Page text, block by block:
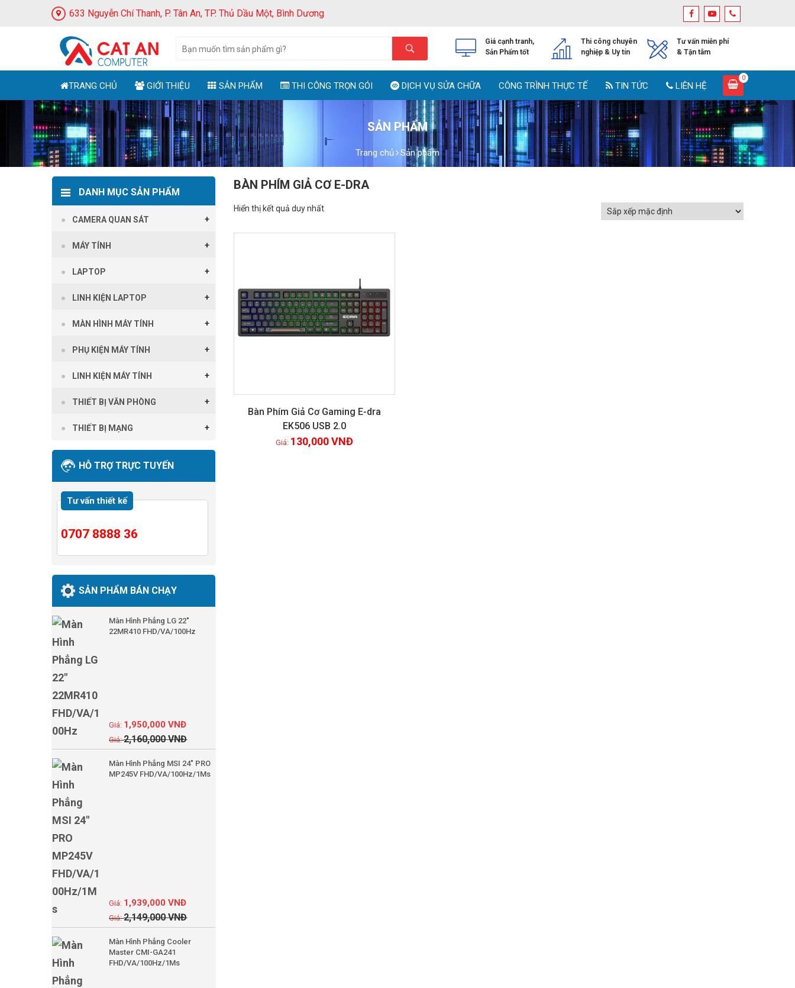
633 Nguyễn Chí Thanh, P. Tân An, TP. Thủ Dầu Một, Bình Dương
Giá cạnh tranh,
Sản Phẩm tốt
Thi công chuyên
nghiệp & Uy tín
Tư vấn miễn phí
& Tận tâm
TRANG CHỦ GIỚI THIỆU SẢN PHẨM THI CÔNG TRỌN GÓI DỊCH VỤ SỬA CHỮA CÔNG TRÌNH THỰC TẾ TIN TỨC LIÊN HỆ
0
SẢN PHẨM
Trang chủ Sản phẩm
BÀN PHÍM GIẢ CƠ E-DRA
Hiển thị kết quả duy nhất
Xem chi tiết
Bàn Phím Giả Cơ Gaming E-dra
EK506 USB 2.0
130,000VNĐ
DANH MỤC SẢN PHẨM
CAMERA QUAN SÁT
MÁY TÍNH
LAPTOP
LINH KIỆN LAPTOP
MÀN HÌNH MÁY TÍNH
PHỤ KIỆN MÁY TÍNH
LINH KIỆN MÁY TÍNH
THIẾT BỊ VĂN PHÒNG
THIẾT BỊ MẠNG
HỖ TRỢ TRỰC TUYẾN
Tư vấn thiết kế
0707 8888 36
SẢN PHẨM BÁN CHẠY
Màn Hình Phẳng LG 22"
22MR410 FHD/VA/100Hz
2,160,000VNĐ
1,950,000VNĐ
Màn Hình Phẳng MSI 24" PRO
MP245V FHD/VA/100Hz/1Ms
2,149,000VNĐ
1,939,000VNĐ
Màn Hình Phẳng Cooler
Master CMI-GA241
FHD/VA/100Hz/1Ms